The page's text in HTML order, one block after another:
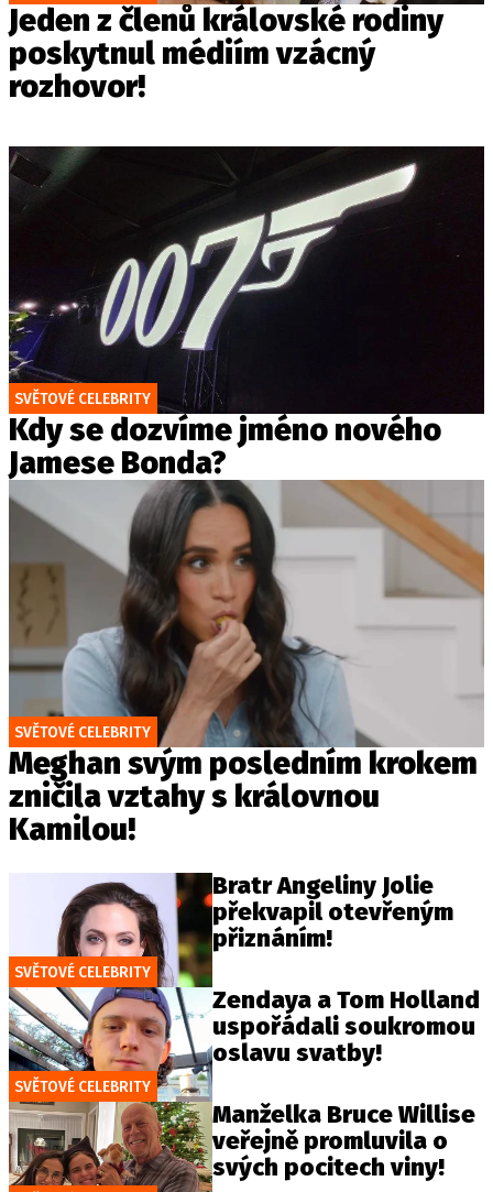
Jeden z členů královské rodiny
poskytnul médiím vzácný
rozhovor!
SVĚTOVÉ CELEBRITY
Kdy se dozvíme jméno nového
Jamese Bonda?
SVĚTOVÉ CELEBRITY
Meghan svým posledním krokem
zničila vztahy s královnou
Kamilou!
SVĚTOVÉ CELEBRITY
Bratr Angeliny Jolie
překvapil otevřeným
přiznáním!
SVĚTOVÉ CELEBRITY
Zendaya a Tom Holland
uspořádali soukromou
oslavu svatby!
Manželka Bruce Willise
veřejně promluvila o
svých pocitech viny!